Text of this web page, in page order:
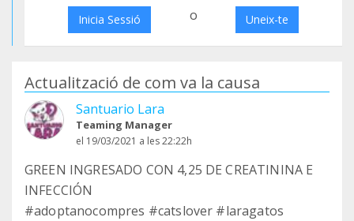
Inicia Sessió o Uneix-te
Actualització de com va la causa
Santuario Lara
Teaming Manager
el 19/03/2021 a les 22:22h
GREEN INGRESADO CON 4,25 DE CREATININA E
INFECCIÓN
#adoptanocompres #catslover #laragatos